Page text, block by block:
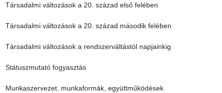
Társadalmi változások a 20. század első felében
Társadalmi változások a 20. század második felében
Társadalmi változások a rendszerváltástól napjainkig
Státuszmutató fogyasztás
Munkaszervezet, munkaformák, együttműködések